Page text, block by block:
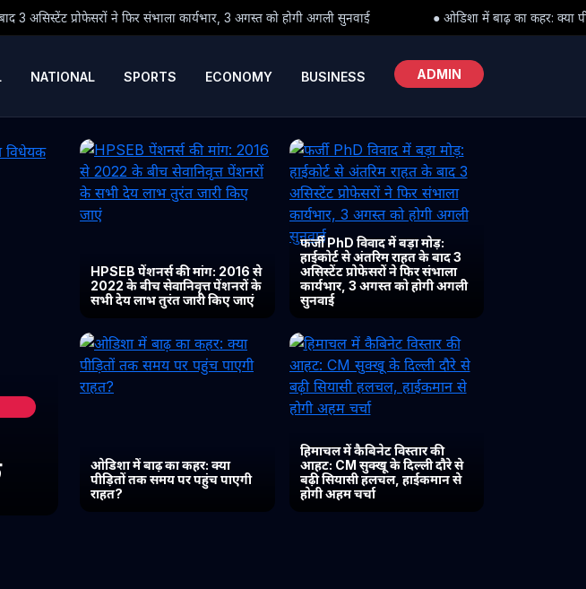
कार्यभार, 3 अगस्त को होगी अगली सुनवाई ● ओडिशा में बाढ़ का कहर: क्या पीड़ितों तक समय पर पहुंच पाएगी
NATIONAL SPORTS ECONOMY BUSINESS ADMIN
HPSEB पेंशनर्स की मांग: 2016 से
2022 के बीच सेवानिवृत्त पेंशनरों के
सभी देय लाभ तुरंत जारी किए जाएं
फर्जी PhD विवाद में बड़ा मोड़:
हाईकोर्ट से अंतरिम राहत के बाद 3
असिस्टेंट प्रोफेसरों ने फिर संभाला
कार्यभार, 3 अगस्त को होगी अगली
सुनवाई
ओडिशा में बाढ़ का कहर: क्या
पीड़ितों तक समय पर पहुंच पाएगी
राहत?
हिमाचल में कैबिनेट विस्तार की
आहट: CM सुक्खू के दिल्ली दौरे से
बढ़ी सियासी हलचल, हाईकमान से
होगी अहम चर्चा